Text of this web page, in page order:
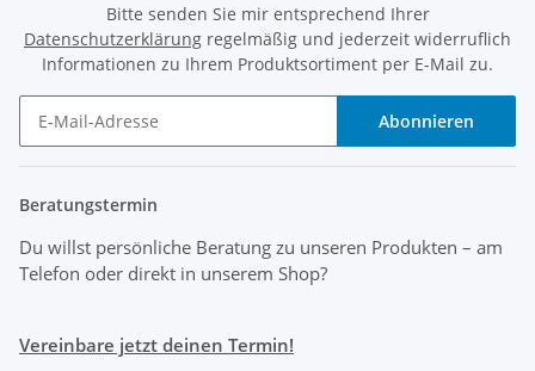
Bitte senden Sie mir entsprechend Ihrer
Datenschutzerklärung regelmäßig und jederzeit widerruflich
Informationen zu Ihrem Produktsortiment per E-Mail zu.
Abonnieren
Beratungstermin
Du willst persönliche Beratung zu unseren Produkten – am
Telefon oder direkt in unserem Shop?
Vereinbare jetzt deinen Termin!